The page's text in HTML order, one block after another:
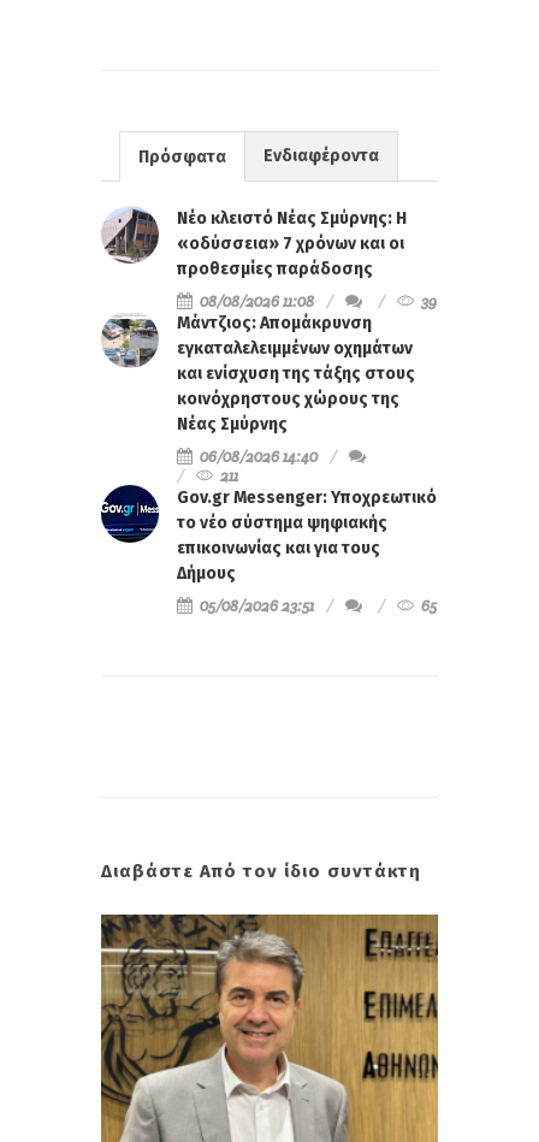
Πρόσφατα Ενδιαφέροντα
Νέο κλειστό Νέας Σμύρνης: Η
«οδύσσεια» 7 χρόνων και οι
προθεσμίες παράδοσης
08/08/2026 11:08
39
Μάντζιος: Απομάκρυνση
εγκαταλελειμμένων οχημάτων
και ενίσχυση της τάξης στους
κοινόχρηστους χώρους της
Νέας Σμύρνης
06/08/2026 14:40
211
Gov.gr Messenger: Υποχρεωτικό
το νέο σύστημα ψηφιακής
επικοινωνίας και για τους
Δήμους
05/08/2026 23:51
65
Διαβάστε Από τον ίδιο συντάκτη